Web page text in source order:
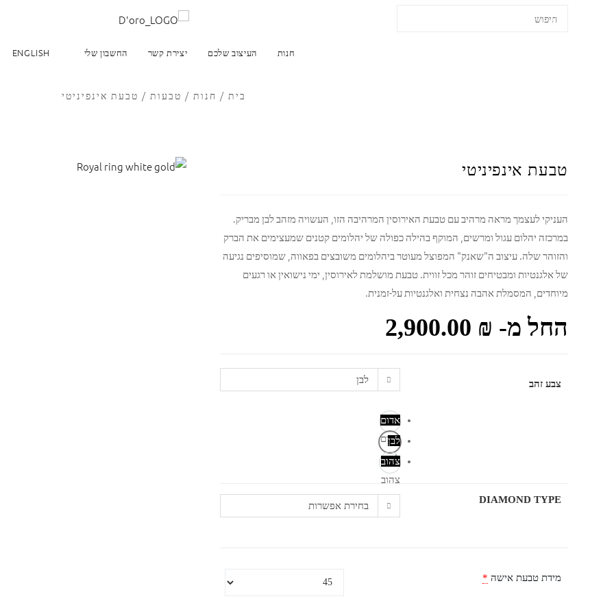
חנות העיצוב שלכם יצירת קשר החשבון שלי ENGLISH
בית / חנות / טבעות / טבעת אינפיניטי
טבעת אינפיניטי
העניקי לעצמך מראה מרהיב עם טבעת האירוסין המרהיבה הזו, העשויה מזהב לבן מבריק.
במרכזה יהלום עגול ומרשים, המוקף בהילה כפולה של יהלומים קטנים שמעצימים את הברק
והזוהר שלה. עיצוב ה"שאנק" המפוצל מעוטר ביהלומים משובצים בפאווה, שמוסיפים נגיעה
של אלגנטיות ומבטיחים זוהר מכל זווית. טבעת מושלמת לאירוסין, ימי נישואין או רגעים
מיוחדים, המסמלת אהבה נצחית ואלגנטיות על-זמנית.
החל מ- 2,900.00 ₪
צבע זהב לבן
אדום
אדום
לבן
לבן
צהוב
צהוב
DIAMOND TYPE
בחירת אפשרות
מידת טבעת אישה *